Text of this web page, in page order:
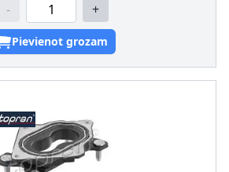
- +
Pievienot grozam